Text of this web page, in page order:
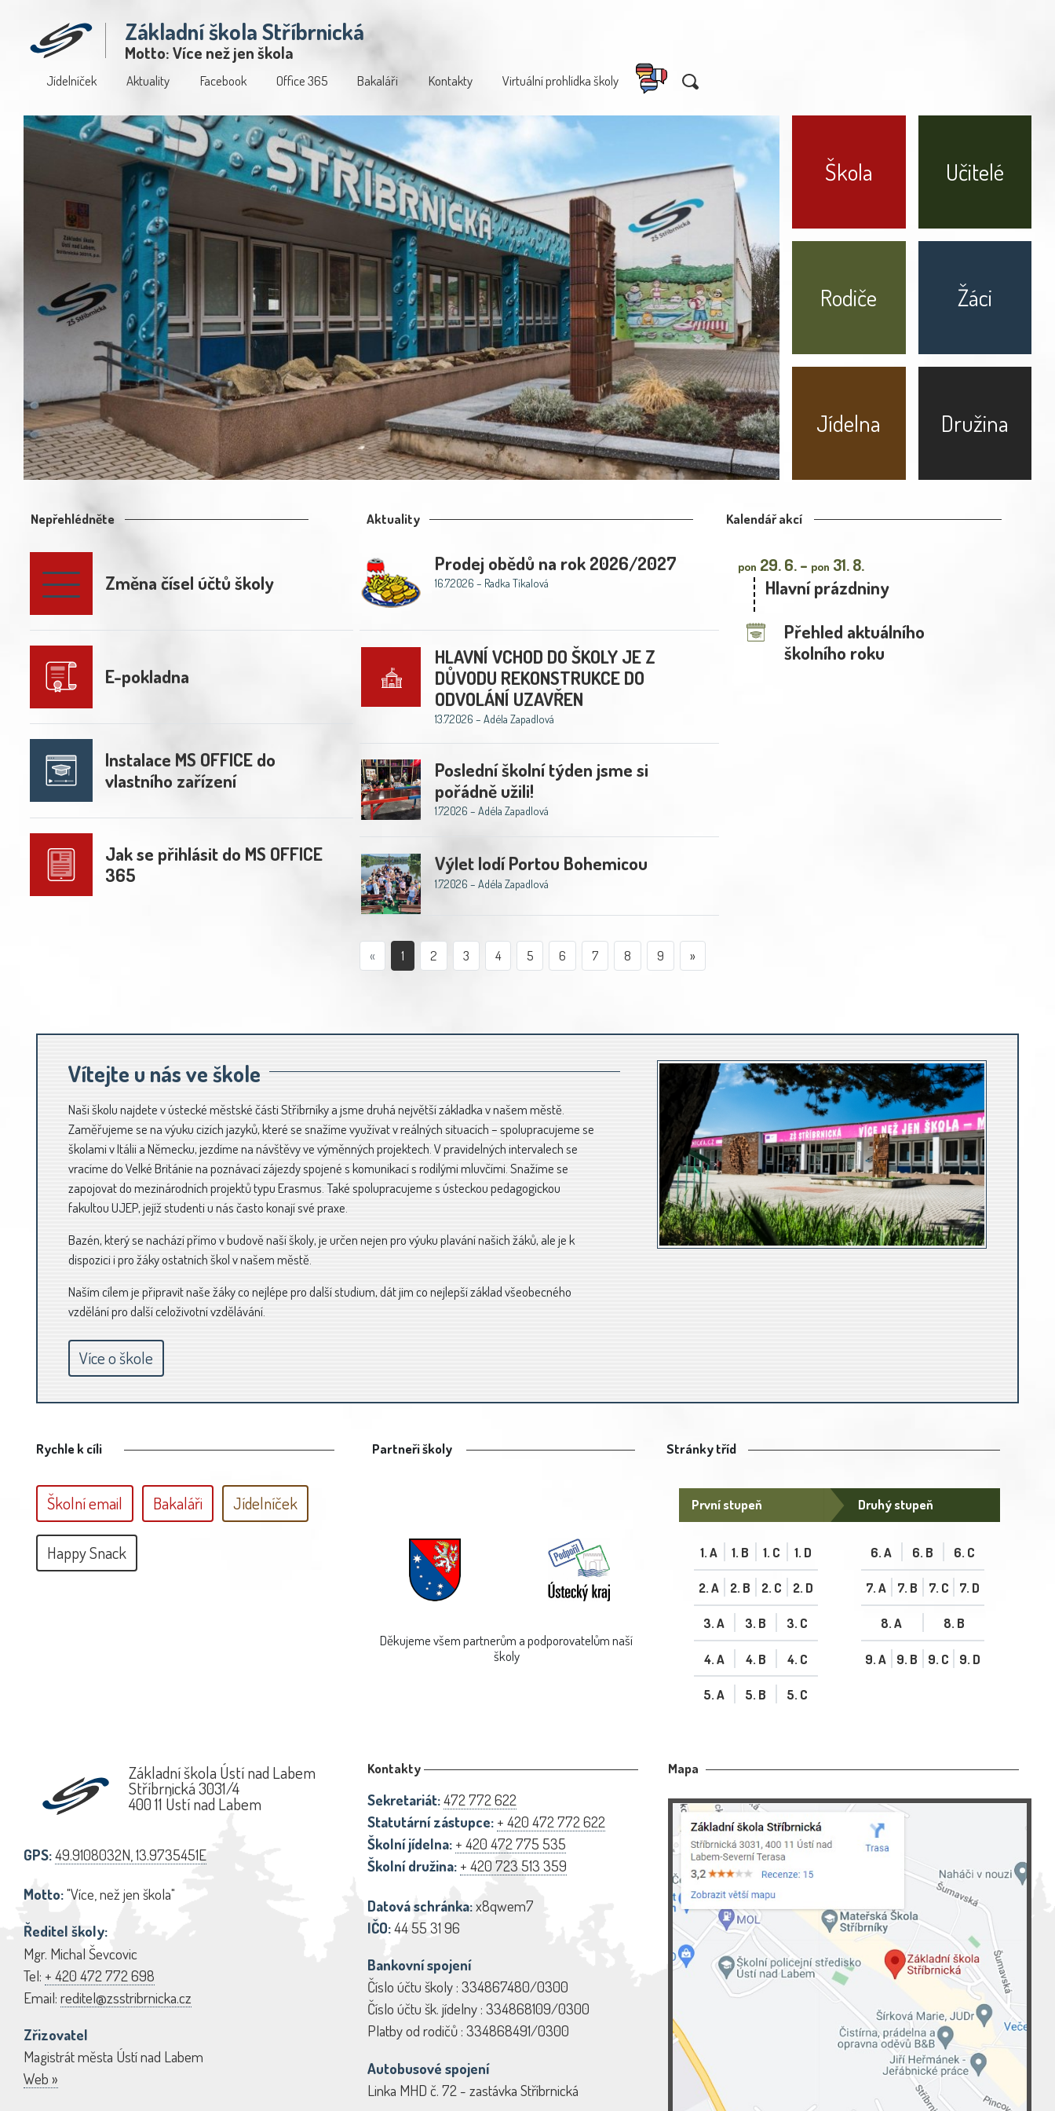
Základní škola Stříbrnická
Motto: Více než jen škola
Jídelníček Aktuality Facebook Office 365 Bakaláři Kontakty Virtuální prohlídka školy
Škola Učitelé
Rodiče Žáci
Jídelna Družina
Nepřehlédněte
Změna čísel účtů školy
E-pokladna
Instalace MS OFFICE do
vlastního zařízení
Jak se přihlásit do MS OFFICE
365
Aktuality
Prodej obědů na rok 2026/2027
16.7.2026 – Radka Tíkalová
HLAVNÍ VCHOD DO ŠKOLY JE Z
DŮVODU REKONSTRUKCE DO
ODVOLÁNÍ UZAVŘEN
13.7.2026 – Adéla Zapadlová
Poslední školní týden jsme si
pořádně užili!
1.7.2026 – Adéla Zapadlová
Výlet lodí Portou Bohemicou
1.7.2026 – Adéla Zapadlová
« 1 2 3 4 5 6 7 8 9 »
Kalendář akcí
pon 29. 6. – pon 31. 8.
Hlavní prázdniny
Přehled aktuálního
školního roku
Vítejte u nás ve škole
Naši školu najdete v ústecké městské části Stříbrníky a jsme druhá největší základka v našem městě.
Zaměřujeme se na výuku cizích jazyků, které se snažíme využívat v reálných situacích – spolupracujeme se
školami v Itálii a Německu, jezdíme na návštěvy ve výměnných projektech. V pravidelných intervalech se
vracíme do Velké Británie na poznávací zájezdy spojené s komunikací s rodilými mluvčími. Snažíme se
zapojovat do mezinárodních projektů typu Erasmus. Také spolupracujeme s ústeckou pedagogickou
fakultou UJEP, jejíž studenti u nás často konají své praxe.
Bazén, který se nachází přímo v budově naší školy, je určen nejen pro výuku plavání našich žáků, ale je k
dispozici i pro žáky ostatních škol v našem městě.
Naším cílem je připravit naše žáky co nejlépe pro další studium, dát jim co nejlepší základ všeobecného
vzdělání pro další celoživotní vzdělávání.
Více o škole
Rychle k cíli
Školní email Bakaláři Jídelníček
Happy Snack
Partneři školy
Děkujeme všem partnerům a podporovatelům naší
školy
Stránky tříd
První stupeň
1. A 1. B 1. C 1. D
2. A 2. B 2. C 2. D
3. A 3. B 3. C
4. A 4. B 4. C
5. A 5. B 5. C
Druhý stupeň
6. A 6. B 6. C
7. A 7. B 7. C 7. D
8. A 8. B
9. A 9. B 9. C 9. D
Základní škola Ústí nad Labem
Stříbrnická 3031/4
400 11 Ústí nad Labem
GPS:49.9108032N, 13.9735451E
Motto:"Více, než jen škola"
Ředitel školy:
Mgr. Michal Ševcovic
Tel: + 420 472 772 698
Email: reditel@zsstribrnicka.cz
Zřizovatel
Magistrát města Ústí nad Labem
Web »
Kontakty
Sekretariát:472 772 622
Statutární zástupce: + 420 472 772 622
Školní jídelna: + 420 472 775 535
Školní družina: + 420 723 513 359
Datová schránka:x8qwem7
IČO:44 55 31 96
Bankovní spojení
Číslo účtu školy : 334867480/0300
Číslo účtu šk. jídelny : 334868109/0300
Platby od rodičů : 334868491/0300
Autobusové spojení
Linka MHD č. 72 - zastávka Stříbrnická
Mapa